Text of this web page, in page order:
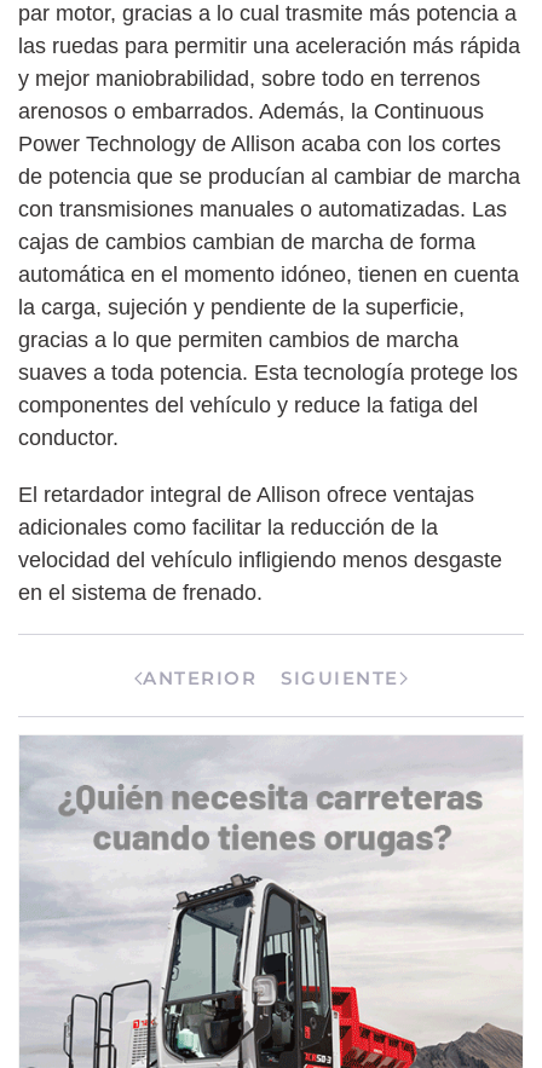
par motor, gracias a lo cual trasmite más potencia a
las ruedas para permitir una aceleración más rápida
y mejor maniobrabilidad, sobre todo en terrenos
arenosos o embarrados. Además, la Continuous
Power Technology de Allison acaba con los cortes
de potencia que se producían al cambiar de marcha
con transmisiones manuales o automatizadas. Las
cajas de cambios cambian de marcha de forma
automática en el momento idóneo, tienen en cuenta
la carga, sujeción y pendiente de la superficie,
gracias a lo que permiten cambios de marcha
suaves a toda potencia. Esta tecnología protege los
componentes del vehículo y reduce la fatiga del
conductor.
El retardador integral de Allison ofrece ventajas
adicionales como facilitar la reducción de la
velocidad del vehículo infligiendo menos desgaste
en el sistema de frenado.
ANTERIOR SIGUIENTE